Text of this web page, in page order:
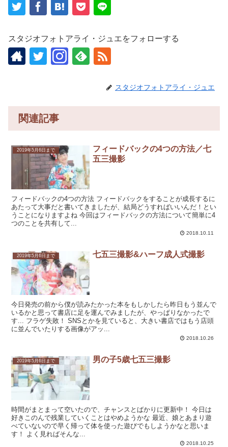
スタジオフォトアライ・ジュエをフォローする
スタジオフォトアライ・ジュエ
関連記事
2019年5月6日まで
フィードバックの4つの方法／七
五三撮影
フィードバックの4つの方法 フィードバックをすることが成長するに
あたって大事だと書いてきましたが、結局どうすればいいんだ！とい
うことになりますよね 今回はフィードバックの方法について簡単に4
つのことを共有して...
2018.10.11
2019年5月6日まで 七五三撮影&ハーフ成人式撮影
今日発売の前から僕が読みたかった本をもしかしたら昨日もう並んで
いるかと思って書店に足を運んでみましたが、やっぱりなかったで
す... フラゲ失敗！ SNSとかを見ていると、大きい書店ではもう店頭
に並んでいたりする画像がアッ...
2018.10.26
2019年5月6日まで 男の子5歳七五三撮影
時間がまとまって空いたので、チャンスとばかりに更新中！ 今日は
好きこのんで残業していくことはやめようかな 最近、娘とあまり遊
べていないので早く帰って体を使った遊びでもしようかなと思いま
す！ よく見ればそんな...
2018.10.25